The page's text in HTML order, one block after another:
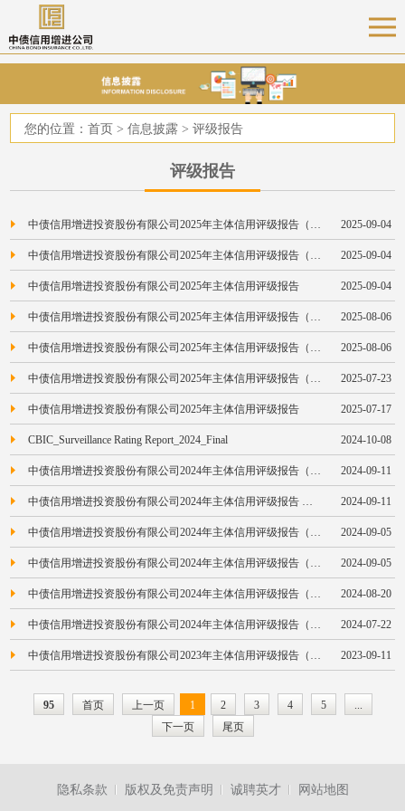
您的位置：首页 >信息披露 >评级报告
评级报告
2025-09-04
中债信用增进投资股份有限公司2025年主体信用评级报告（联合资信）
2025-09-04
中债信用增进投资股份有限公司2025年主体信用评级报告（中证鹏元）
2025-09-04
中债信用增进投资股份有限公司2025年主体信用评级报告
2025-08-06
中债信用增进投资股份有限公司2025年主体信用评级报告（东方金诚）
2025-08-06
中债信用增进投资股份有限公司2025年主体信用评级报告（大公国际）
2025-07-23
中债信用增进投资股份有限公司2025年主体信用评级报告（上海新世纪）
2025-07-17
中债信用增进投资股份有限公司2025年主体信用评级报告
2024-10-08
CBIC_Surveillance Rating Report_2024_Final
2024-09-11
中债信用增进投资股份有限公司2024年主体信用评级报告（联合资信）
2024-09-11
中债信用增进投资股份有限公司2024年主体信用评级报告 （中证鹏元）
2024-09-05
中债信用增进投资股份有限公司2024年主体信用评级报告（上海新世纪）
2024-09-05
中债信用增进投资股份有限公司2024年主体信用评级报告（大公国际）
2024-08-20
中债信用增进投资股份有限公司2024年主体信用评级报告（东方金诚）
2024-07-22
中债信用增进投资股份有限公司2024年主体信用评级报告（中诚信国际）
2023-09-11
中债信用增进投资股份有限公司2023年主体信用评级报告（中诚信国际）
95 首页 上一页 1 2 3 4 5
下一页
尾页
隐私条款 版权及免责声明 诚聘英才 网站地图